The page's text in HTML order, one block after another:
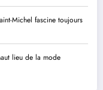
Michel fascine toujours
lieu de la mode